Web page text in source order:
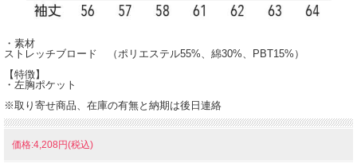
・素材
ストレッチブロード （ポリエステル55%、綿30%、PBT15%）
【特徴】
・左胸ポケット
※取り寄せ商品、在庫の有無と納期は後日連絡
価格:4,208円(税込)